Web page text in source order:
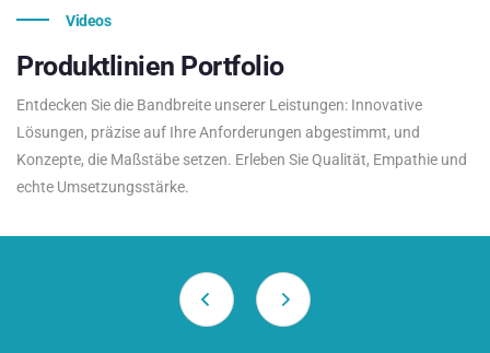
Videos
Produktlinien Portfolio
Entdecken Sie die Bandbreite unserer Leistungen: Innovative
Lösungen, präzise auf Ihre Anforderungen abgestimmt, und
Konzepte, die Maßstäbe setzen. Erleben Sie Qualität, Empathie und
echte Umsetzungsstärke.